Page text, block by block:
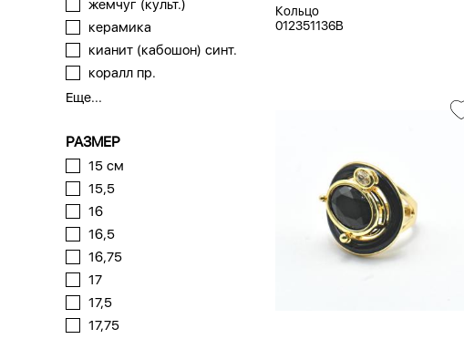
жемчуг (культ.)
керамика
кианит (кабошон) синт.
коралл пр.
Еще...
РАЗМЕР
15 см
15,5
16
16,5
16,75
17
17,5
17,75
Кольцо
012351136B